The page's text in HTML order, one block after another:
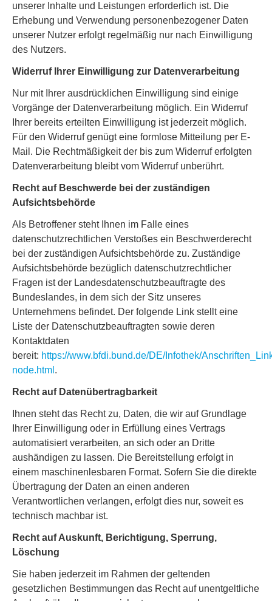
unserer Inhalte und Leistungen erforderlich ist. Die
Erhebung und Verwendung personenbezogener Daten
unserer Nutzer erfolgt regelmäßig nur nach Einwilligung
des Nutzers.
Widerruf Ihrer Einwilligung zur Datenverarbeitung
Nur mit Ihrer ausdrücklichen Einwilligung sind einige
Vorgänge der Datenverarbeitung möglich. Ein Widerruf
Ihrer bereits erteilten Einwilligung ist jederzeit möglich.
Für den Widerruf genügt eine formlose Mitteilung per E-
Mail. Die Rechtmäßigkeit der bis zum Widerruf erfolgten
Datenverarbeitung bleibt vom Widerruf unberührt.
Recht auf Beschwerde bei der zuständigen
Aufsichtsbehörde
Als Betroffener steht Ihnen im Falle eines
datenschutzrechtlichen Verstoßes ein Beschwerderecht
bei der zuständigen Aufsichtsbehörde zu. Zuständige
Aufsichtsbehörde bezüglich datenschutzrechtlicher
Fragen ist der Landesdatenschutzbeauftragte des
Bundeslandes, in dem sich der Sitz unseres
Unternehmens befindet. Der folgende Link stellt eine
Liste der Datenschutzbeauftragten sowie deren
Kontaktdaten
bereit: https://www.bfdi.bund.de/DE/Infothek/
node.html .
Recht auf Datenübertragbarkeit
Ihnen steht das Recht zu, Daten, die wir auf Grundlage
Ihrer Einwilligung oder in Erfüllung eines Vertrags
automatisiert verarbeiten, an sich oder an Dritte
aushändigen zu lassen. Die Bereitstellung erfolgt in
einem maschinenlesbaren Format. Sofern Sie die direkte
Übertragung der Daten an einen anderen
Verantwortlichen verlangen, erfolgt dies nur, soweit es
technisch machbar ist.
Recht auf Auskunft, Berichtigung, Sperrung,
Löschung
Sie haben jederzeit im Rahmen der geltenden
gesetzlichen Bestimmungen das Recht auf unentgeltliche